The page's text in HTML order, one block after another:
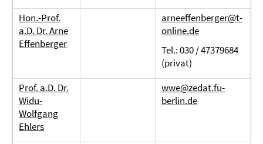
Hon.-Prof.
a.D. Dr.Arne
Effenberger
arneeffenberger@t-
online.de
Tel.: 030 / 47379684
(privat)
Prof. a.D. Dr.
Widu-
Wolfgang
Ehlers
wwe@zedat.fu-
berlin.de